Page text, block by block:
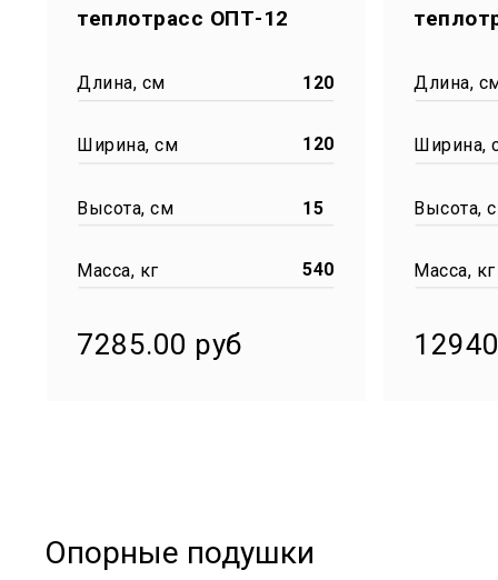
теплотрасс ОПТ-12
Длина, см
Ширина, см
Высота, см
Масса, кг
120
120
15
540
7285.00 руб
Длина,
Ширина,
Высота,
Масса, кг
Опорные подушки